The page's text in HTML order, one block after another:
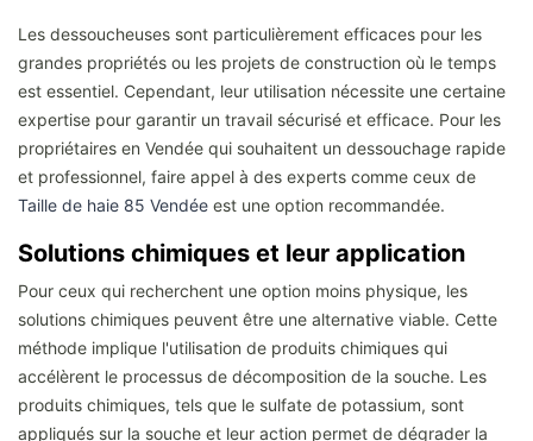
Les dessoucheuses sont particulièrement efficaces pour les
grandes propriétés ou les projets de construction où le temps
est essentiel. Cependant, leur utilisation nécessite une certaine
expertise pour garantir un travail sécurisé et efficace. Pour les
propriétaires en Vendée qui souhaitent un dessouchage rapide
et professionnel, faire appel à des experts comme ceux de
Taille de haie 85 Vendée est une option recommandée.
Solutions chimiques et leur application
Pour ceux qui recherchent une option moins physique, les
solutions chimiques peuvent être une alternative viable. Cette
méthode implique l'utilisation de produits chimiques qui
accélèrent le processus de décomposition de la souche. Les
produits chimiques, tels que le sulfate de potassium, sont
appliqués sur la souche et leur action permet de dégrader la